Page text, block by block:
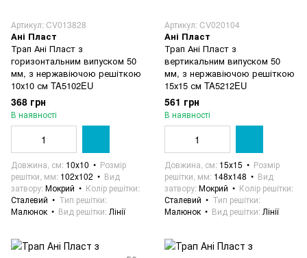
Артикул: CV013828
Ані Пласт
Трап Ані Пласт з
горизонтальним випуском 50
мм, з нержавіючою решіткою
10х10 см TA5102EU
368 грн
В наявності
Довжина, см 10х10
Розмір
решітки, мм 102х102
Вид
затвору Мокрий
Колір решітки
Сталевий
Тип решітки
Малюнок
Вид решітки Лінії
Артикул: CV020104
Ані Пласт
Трап Ані Пласт з
вертикальним випуском 50
мм, з нержавіючою решіткою
15х15 см TA5212EU
561 грн
В наявності
Довжина, см 15х15
Розмір
решітки, мм 148х148
Вид
затвору Мокрий
Колір решітки
Сталевий
Тип решітки
Малюнок
Вид решітки Лінії